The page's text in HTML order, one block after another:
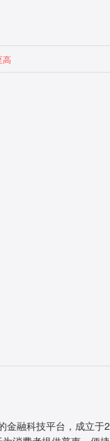
高
融科技平台，成立于